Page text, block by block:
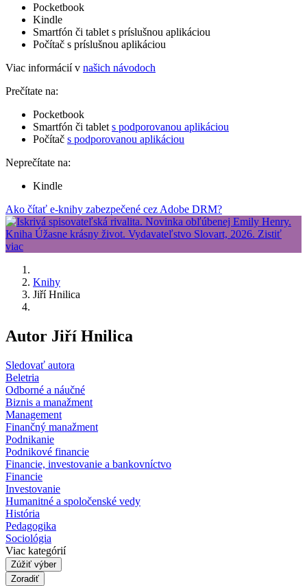
Pocketbook
Kindle
Smartfón či tablet s príslušnou aplikáciou
Počítač s príslušnou aplikáciou
Viac informácií v našich návodoch
Prečítate na:
Pocketbook
Smartfón či tablet s podporovanou aplikáciou
Počítač s podporovanou aplikáciou
Neprečítate na:
Kindle
Ako čítať e-knihy zabezpečené cez Adobe DRM?
Knihy
Jiří Hnilica
Autor Jiří Hnilica
Sledovať autora
Beletria
Odborné a náučné
Biznis a manažment
Management
Finančný manažment
Podnikanie
Podnikové financie
Financie, investovanie a bankovníctvo
Financie
Investovanie
Humanitné a spoločenské vedy
História
Pedagogika
Sociológia
Viac kategórií
Zúžiť výber
Zoradiť